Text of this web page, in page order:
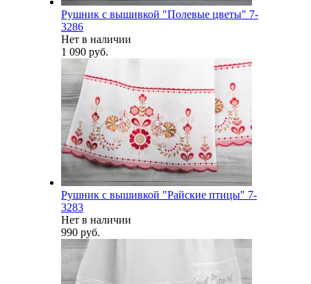
Рушник с вышивкой "Полевые цветы" 7-
3286
Нет в наличии
1 090 руб.
Рушник с вышивкой "Райские птицы" 7-
3283
Нет в наличии
990 руб.